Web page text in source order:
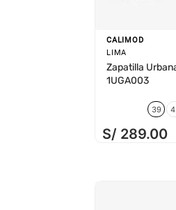
CALIMOD
LIMA
Zapatilla
1UGA003
39
S/ 289.00